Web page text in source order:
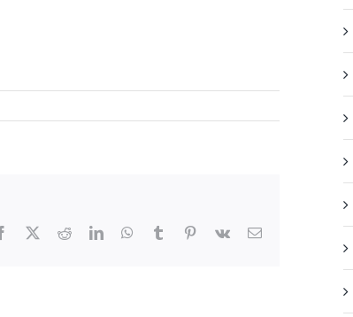
Facebook RedditLinkedInWhatsApp
Tumblr Pinterest
Vk Email